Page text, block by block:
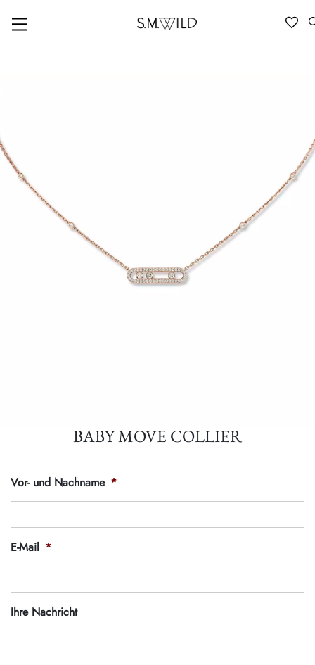
Vor- und Nachname *
E-Mail *
Ihre Nachricht
BABY MOVE COLLIER